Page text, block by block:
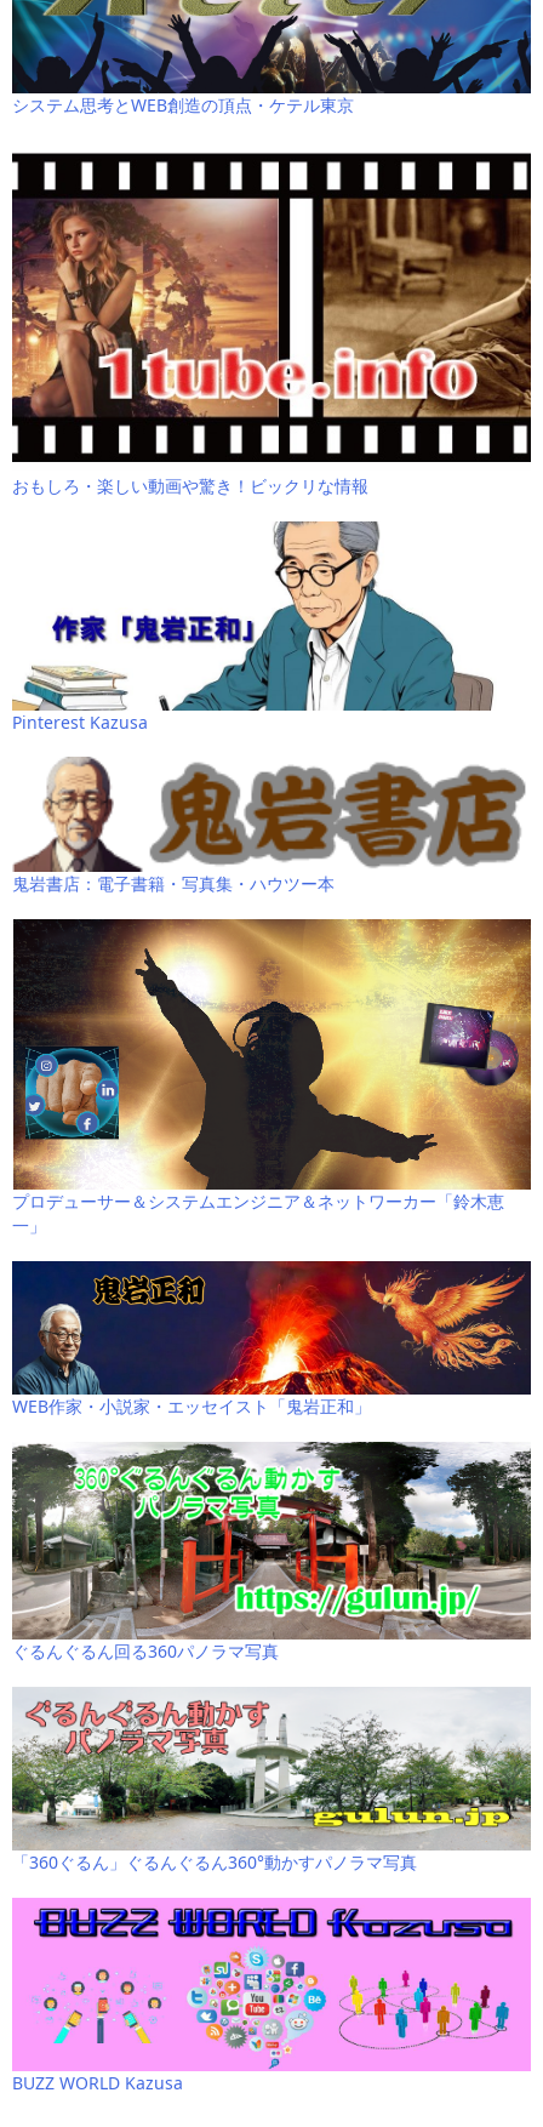
システム思考とWEB創造の頂点・ケテル東京
おもしろ・楽しい動画や驚き！ビックリな情報
Pinterest Kazusa
鬼岩書店：電子書籍・写真集・ハウツー本
プロデューサー＆システムエンジニア＆ネットワーカー「鈴木恵
一」
WEB作家・小説家・エッセイスト「鬼岩正和」
ぐるんぐるん回る360パノラマ写真
「360ぐるん」ぐるんぐるん360°動かすパノラマ写真
BUZZ WORLD Kazusa